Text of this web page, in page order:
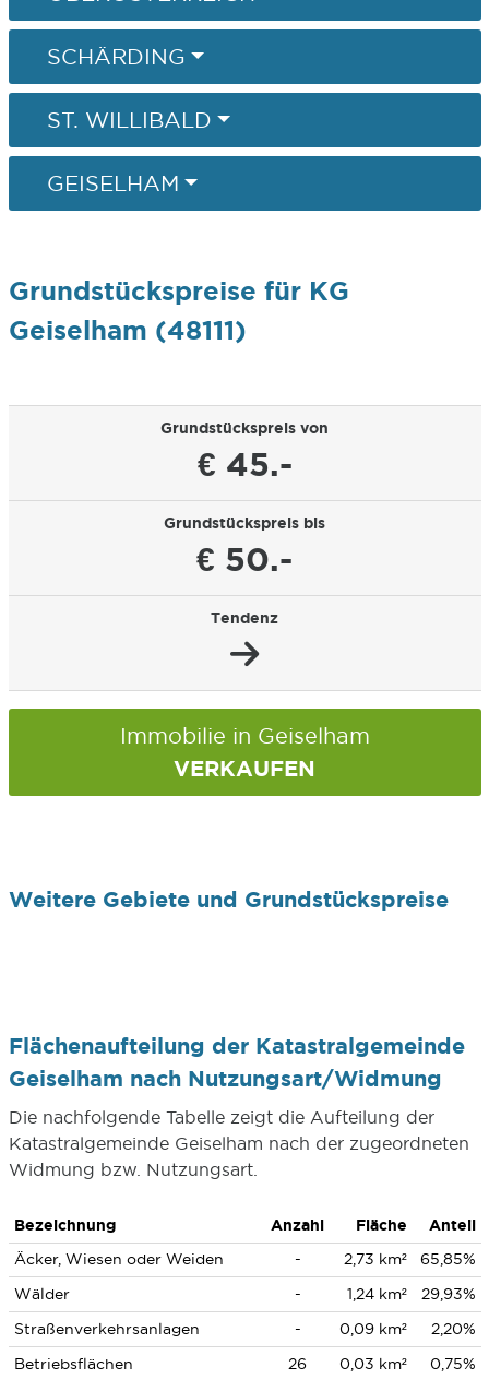
SCHÄRDING
ST. WILLIBALD
GEISELHAM
Grundstückspreise für KG
Geiselham (48111)
Grundstückspreis von
€ 45.-
Grundstückspreis bis
€ 50.-
Tendenz
Immobilie in Geiselham
VERKAUFEN
Weitere Gebiete und Grundstückspreise
Flächenaufteilung der Katastralgemeinde
Geiselham nach Nutzungsart/Widmung
Die nachfolgende Tabelle zeigt die Aufteilung der
Katastralgemeinde Geiselham nach der zugeordneten
Widmung bzw. Nutzungsart.
Bezeichnung Anzahl Fläche
Anteil
Äcker, Wiesen oder Weiden
- 2,73 km²
65,85%
Wälder
- 1,24 km²
29,93%
Straßenverkehrsanlagen
- 0,09 km²
2,20%
Betriebsflächen
26 0,03 km² 0,75%